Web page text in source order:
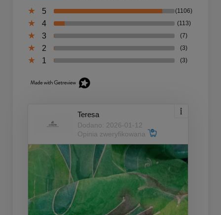
5 (1106)
4 (113)
3 (7)
2 (3)
1 (3)
Teresa
Dodano: 2026-01-12
Opinia zweryfikowana